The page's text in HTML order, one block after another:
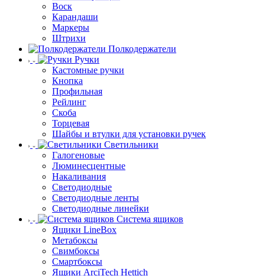
Воск
Карандаши
Маркеры
Штрихи
Полкодержатели
Ручки
Кастомные ручки
Кнопка
Профильная
Рейлинг
Скоба
Торцевая
Шайбы и втулки для установки ручек
Светильники
Галогеновые
Люминесцентные
Накаливания
Светодиодные
Светодиодные ленты
Светодиодные линейки
Система ящиков
Ящики LineBox
Метабоксы
Свимбоксы
Смартбоксы
Ящики ArciTech Hettich